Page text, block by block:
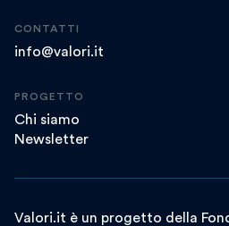
CONTATTI
info@valori.it
PROGETTO
Chi siamo
Newsletter
Valori.it è un progetto della